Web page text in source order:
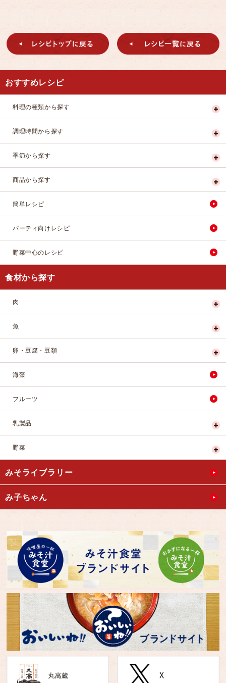
おすすめレシピ
料理の種類から探す
調理時間から探す
季節から探す
商品から探す
簡単レシピ
パーティ向けレシピ
野菜中心のレシピ
食材から探す
肉
魚
卵・豆腐・豆類
海藻
フルーツ
乳製品
野菜
みそライブラリー
み子ちゃん